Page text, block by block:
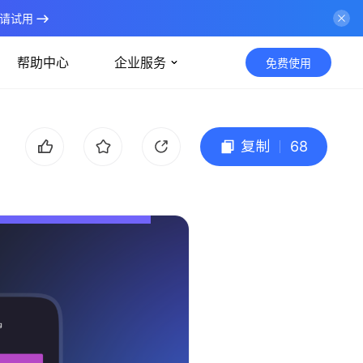
试用
帮助中心 企业服务 免费使用
复制 68